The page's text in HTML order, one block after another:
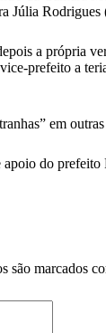
Júlia Rodrigues
a própria
prefeito a
em
do
são marcados